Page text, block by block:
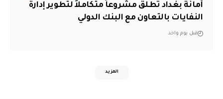
أمانة بغداد تطلق مشروعاً متكاملاً لتطوير إدارة
النفايات بالتعاون مع البنك الدولي
قبل يوم واحد
المزيد